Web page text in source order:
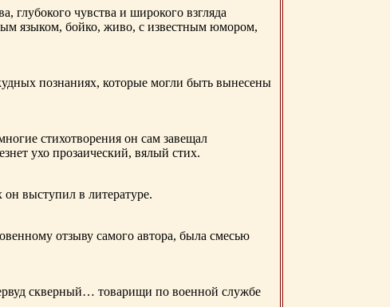
глубокого чувства и широкого взгляда
языком, бойко, живо, с известным юмором,
познаниях, которые могли быть вынесены
стихотворения он сам завещал
ухо прозаический, вялый стих.
выступил в литературе.
отзыву самого автора, была смесью
скверный… товарищи по военной службе